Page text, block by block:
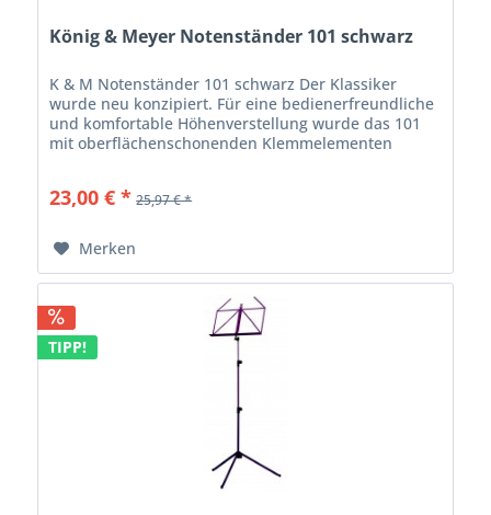
König & Meyer Notenständer 101 schwarz
K & M Notenständer 101 schwarz Der Klassiker
wurde neu konzipiert. Für eine bedienerfreundliche
und komfortable Höhenverstellung wurde das 101
mit oberflächenschonenden Klemmelementen
23,00 € * 25,97 € *
Merken
TIPP!